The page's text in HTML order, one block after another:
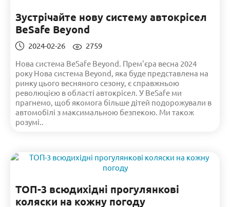
Зустрічайте нову систему автокрісел
BeSafe Beyond
2024-02-26
2759
Нова система BeSafe Beyond. Прем'єра весна 2024
року Нова система Beyond, яка буде представлена ​​на
ринку цього весняного сезону, є справжньою
революцією в області автокрісел. У BeSafe ми
прагнемо, щоб якомога більше дітей подорожували в
автомобілі з максимальною безпекою. Ми також
розумі..
ТОП-3 всюдихідні прогулянкові
коляски на кожну погоду